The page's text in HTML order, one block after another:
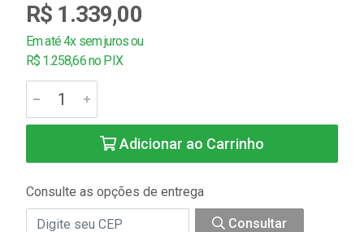
R$ 1.339,00
Em até 4x sem juros ou
R$ 1.258,66 no PIX
Adicionar ao Carrinho
Consulte as opções de entrega
Consultar